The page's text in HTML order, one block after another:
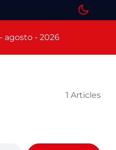
agosto - 2026
1 Articles